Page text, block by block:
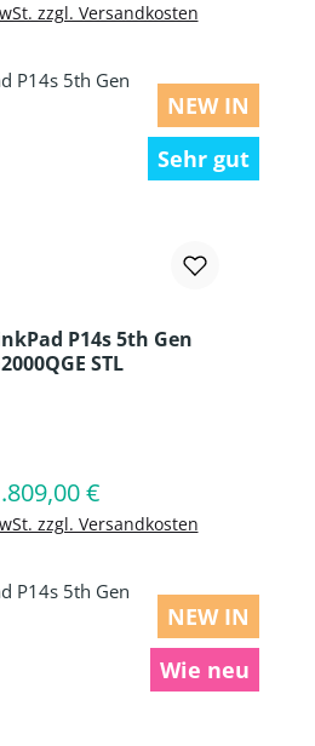
zzgl. Versandkosten
NEW IN
Sehr gut
P14s 5th Gen
STL
Preis:
€
zzgl. Versandkosten
Warenkorb
NEW IN
Wie neu